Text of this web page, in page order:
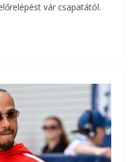
vár csapatától.